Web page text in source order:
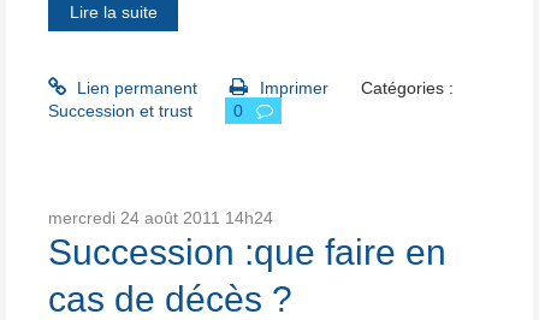
Lire la suite
Lien permanent Imprimer
Catégories :
Succession et trust
0
mercredi 24 août 2011 14h24
Succession :que faire en
cas de décès ?